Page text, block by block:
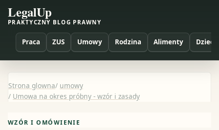
LegalUp
PRAKTYCZNY BLOG PRAWNY
Praca ZUS Umowy Rodzina Alimenty Dzieci
Strona glowna/ umowy
/ Umowa na okres próbny - wzór i zasady
WZÓR I OMÓWIENIE